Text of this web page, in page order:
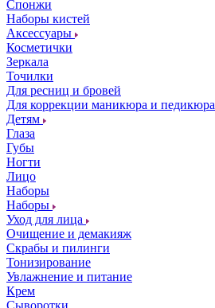
Спонжи
Наборы кистей
Аксессуары
Косметички
Зеркала
Точилки
Для ресниц и бровей
Для коррекции маникюра и педикюра
Детям
Глаза
Губы
Ногти
Лицо
Наборы
Наборы
Уход для лица
Очищение и демакияж
Скрабы и пилинги
Тонизирование
Увлажнение и питание
Крем